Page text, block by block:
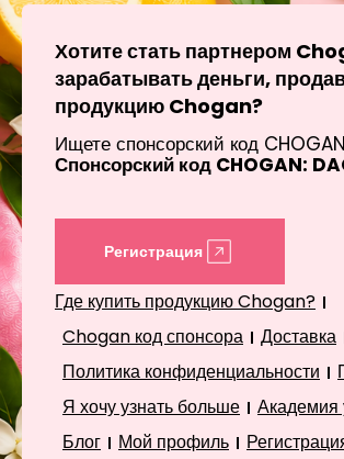
Хотите стать партнером
зарабатывать деньги,
продукцию Chogan?
Ищете спонсорский код
Спонсорский код CHOGAN:
Регистрация
Где купить продукцию Chogan?
Chogan код спонсора
Доставка
Политика конфиденциальности
Я хочу узнать больше
Академия
Блог
Мой профиль